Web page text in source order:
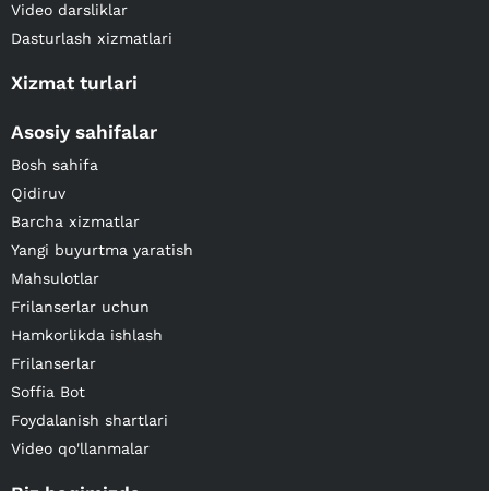
Video darsliklar
Dasturlash xizmatlari
Xizmat turlari
Asosiy sahifalar
Bosh sahifa
Qidiruv
Barcha xizmatlar
Yangi buyurtma yaratish
Mahsulotlar
Frilanserlar uchun
Hamkorlikda ishlash
Frilanserlar
Soffia Bot
Foydalanish shartlari
Video qo'llanmalar